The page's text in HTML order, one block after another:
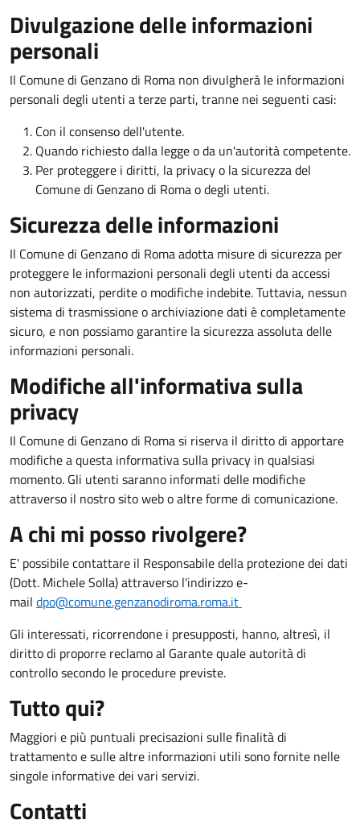
Divulgazione delle informazioni
personali
Il Comune di Genzano di Roma non divulgherà le informazioni
personali degli utenti a terze parti, tranne nei seguenti casi:
Con il consenso dell'utente.
Quando richiesto dalla legge o da un'autorità competente.
Per proteggere i diritti, la privacy o la sicurezza del
Comune di Genzano di Roma o degli utenti.
Sicurezza delle informazioni
Il Comune di Genzano di Roma adotta misure di sicurezza per
proteggere le informazioni personali degli utenti da accessi
non autorizzati, perdite o modifiche indebite. Tuttavia, nessun
sistema di trasmissione o archiviazione dati è completamente
sicuro, e non possiamo garantire la sicurezza assoluta delle
informazioni personali.
Modifiche all'informativa sulla
privacy
Il Comune di Genzano di Roma si riserva il diritto di apportare
modifiche a questa informativa sulla privacy in qualsiasi
momento. Gli utenti saranno informati delle modifiche
attraverso il nostro sito web o altre forme di comunicazione.
A chi mi posso rivolgere?
E' possibile contattare il Responsabile della protezione dei dati
(Dott. Michele Solla) attraverso l'indirizzo e-
mail dpo@comune.genzanodiroma.roma.it
Gli interessati, ricorrendone i presupposti, hanno, altresì, il
diritto di proporre reclamo al Garante quale autorità di
controllo secondo le procedure previste.
Tutto qui?
Maggiori e più puntuali precisazioni sulle finalità di
trattamento e sulle altre informazioni utili sono fornite nelle
singole informative dei vari servizi.
Contatti